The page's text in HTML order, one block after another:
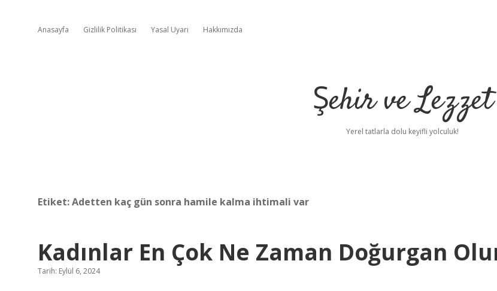
Anasayfa Gizlilik Politikası Yasal Uyarı Hakkımızda
Şehir ve Lezzet
Yerel tatlarla dolu keyifli yolculuk!
Etiket:Adetten kaç gün sonra hamile kalma ihtimali var
Kadınlar En Çok Ne Zaman Doğurgan
Tarih: Eylül 6, 2024